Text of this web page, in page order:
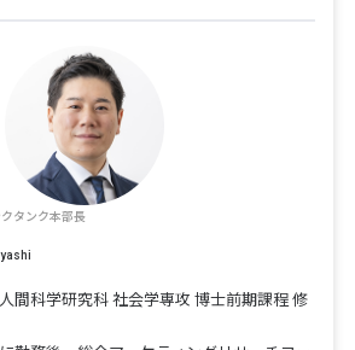
タンク本部長
間科学研究科 社会学専攻 博士前期課程 修